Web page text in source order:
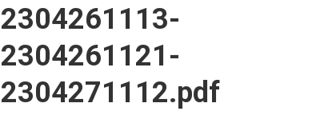
2304261113-
2304261121-
2304271112.pdf